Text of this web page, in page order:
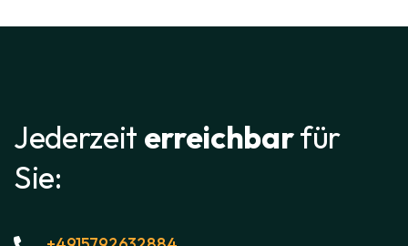
Jederzeit erreichbarfür
Sie: